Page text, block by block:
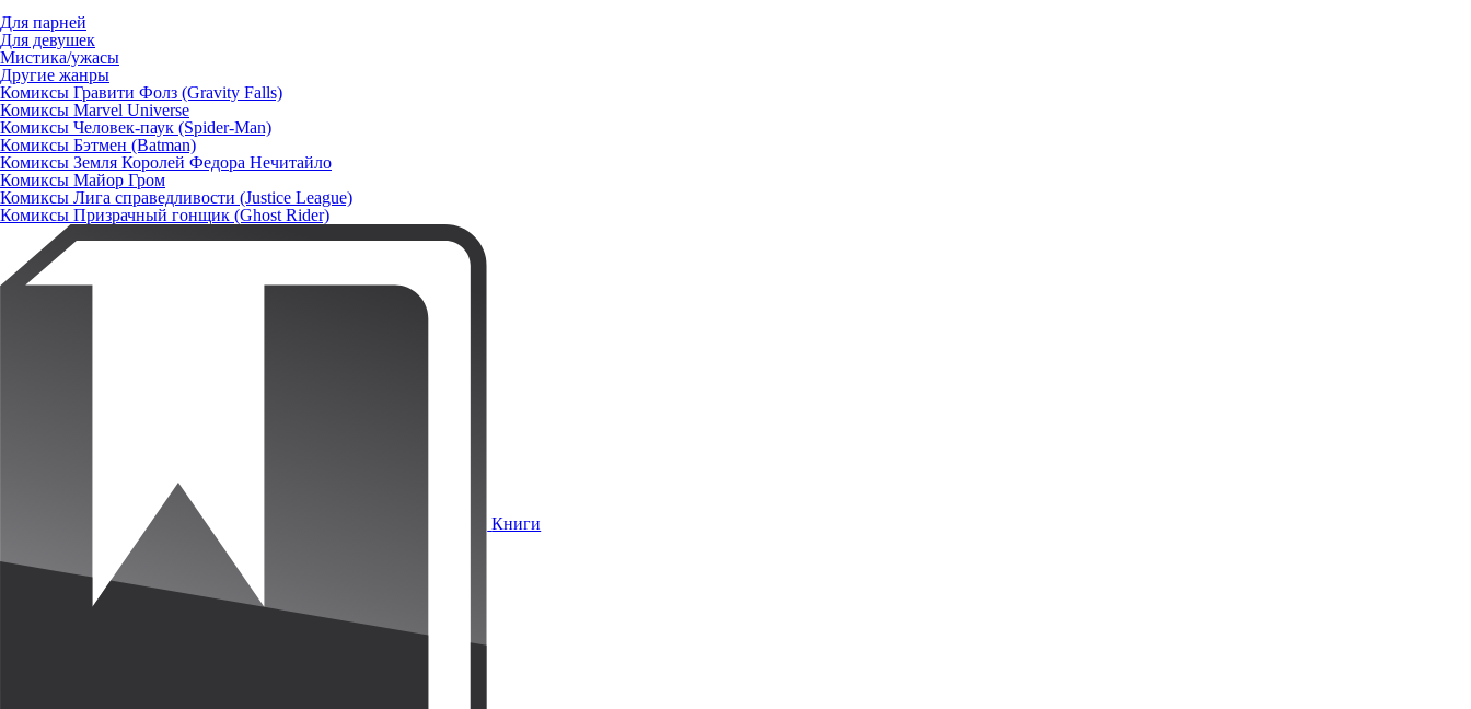
Для парней
Для девушек
Мистика/ужасы
Другие жанры
Комиксы Гравити Фолз (Gravity Falls)
Комиксы Marvel Universe
Комиксы Человек-паук (Spider-Man)
Комиксы Бэтмен (Batman)
Комиксы Земля Королей Федора Нечитайло
Комиксы Майор Гром
Комиксы Лига справедливости (Justice League)
Комиксы Призрачный гонщик (Ghost Rider)
Книги